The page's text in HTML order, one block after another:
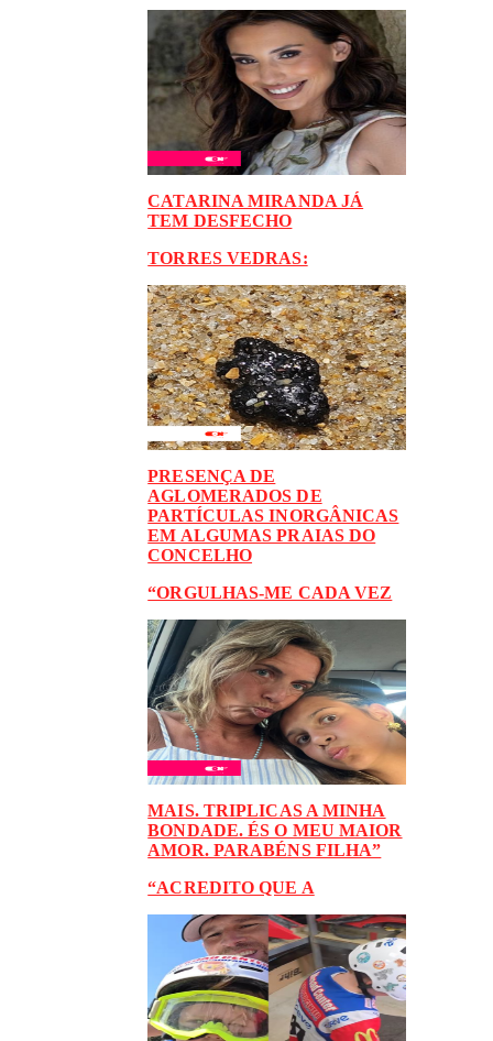
CATARINA MIRANDA JÁ
TEM DESFECHO
TORRES VEDRAS:
PRESENÇA DE
AGLOMERADOS DE
PARTÍCULAS INORGÂNICAS
EM ALGUMAS PRAIAS DO
CONCELHO
“ORGULHAS-ME CADA VEZ
MAIS. TRIPLICAS A MINHA
BONDADE. ÉS O MEU MAIOR
AMOR. PARABÉNS FILHA”
“ACREDITO QUE A